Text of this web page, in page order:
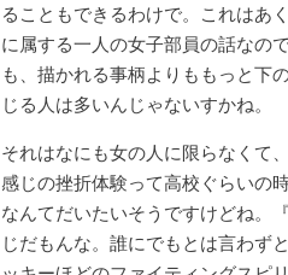
ることもできるわけで。これはあ
に属する一人の女子部員の話なの
も、描かれる事柄よりももっと下
じる人は多いんじゃないすかね。
それはなにも女の人に限らなくて
感じの挫折体験って高校ぐらいの
なんてだいたいそうですけどね。
じだもんな。誰にでもとは言わず